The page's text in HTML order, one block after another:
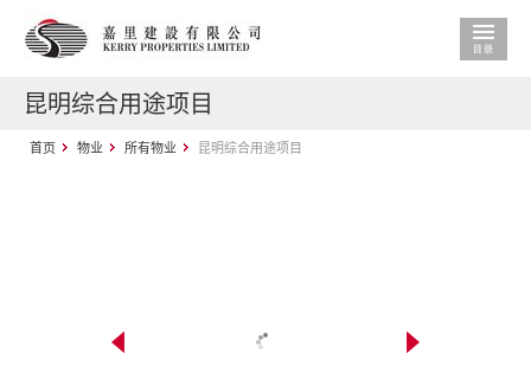
昆明综合用途项目
首页 物业 所有物业 昆明综合用途项目